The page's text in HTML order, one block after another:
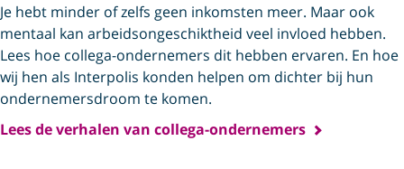
Je hebt minder of zelfs geen inkomsten meer. Maar ook
mentaal kan arbeids­ongeschiktheid veel invloed hebben.
Lees hoe collega-ondernemers dit hebben ervaren. En hoe
wij hen als Interpolis konden helpen om dichter bij hun
ondernemers­droom te komen.
Lees de verhalen van collega-ondernemers